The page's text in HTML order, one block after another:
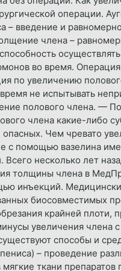
операции.
– введение и
члена –
во время.
по увеличению
не испытывать
полового члена. —
члена какие-либо
Чем чревато
с помощью вазелина
несколько лет
толщины члена в
инъекций.
биосовместимых
крайней плоти,
увеличения
способы и
– проведение
ткани